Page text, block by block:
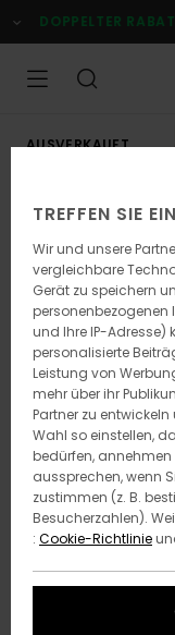
zur
Produktinformation
DOPPELTER RABATT
AUSVERKAUFT
TREFFEN SIE
Wir und unsere
vergleichbare
Gerät zu speichern
personenbezogenen
und Ihre IP-Adresse)
personalisierte
Leistung von
mehr über ihr
Partner zu
Wahl so einstellen,
bedürfen,
aussprechen, wenn
zustimmen (z. B.
Besucherzahlen).
: Cookie-Richtlinie